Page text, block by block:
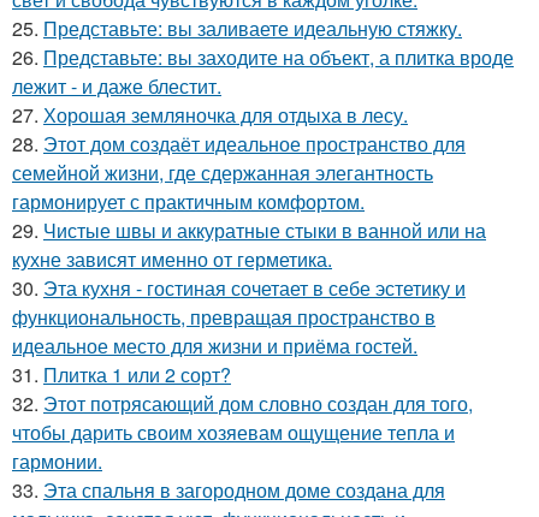
25. Представьте: вы заливаете идеальную стяжку.
26. Представьте: вы заходите на объект, а плитка вроде
лежит - и даже блестит.
27. Хорошая земляночка для отдыха в лесу.
28. Этот дом создаёт идеальное пространство для
семейной жизни, где сдержанная элегантность
гармонирует с практичным комфортом.
29. Чистые швы и аккуратные стыки в ванной или на
кухне зависят именно от герметика.
30. Эта кухня - гостиная сочетает в себе эстетику и
функциональность, превращая пространство в
идеальное место для жизни и приёма гостей.
31. Плитка 1 или 2 сорт?
32. Этот потрясающий дом словно создан для того,
чтобы дарить своим хозяевам ощущение тепла и
гармонии.
33. Эта спальня в загородном доме создана для